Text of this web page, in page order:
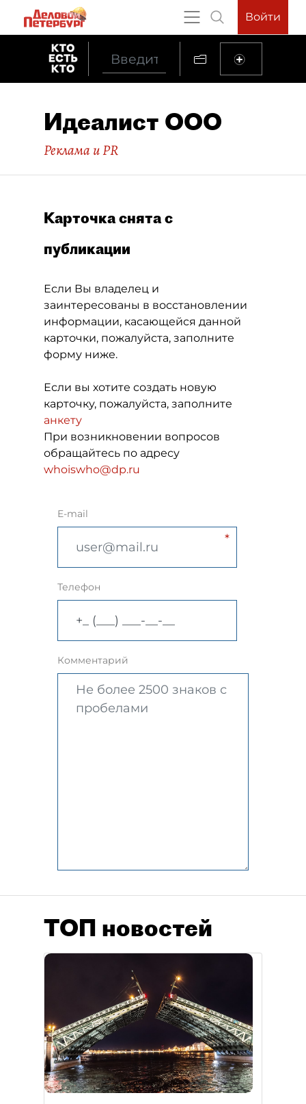
Войти
Идеалист ООО
Реклама и PR
Карточка снята с
публикации
Если Вы владелец и
заинтересованы в восстановлении
информации, касающейся данной
карточки, пожалуйста, заполните
форму ниже.
Если вы хотите создать новую
карточку, пожалуйста, заполните
анкету
При возникновении вопросов
обращайтесь по адресу
whoiswho@dp.ru
E-mail
Телефон
Комментарий
ТОП новостей